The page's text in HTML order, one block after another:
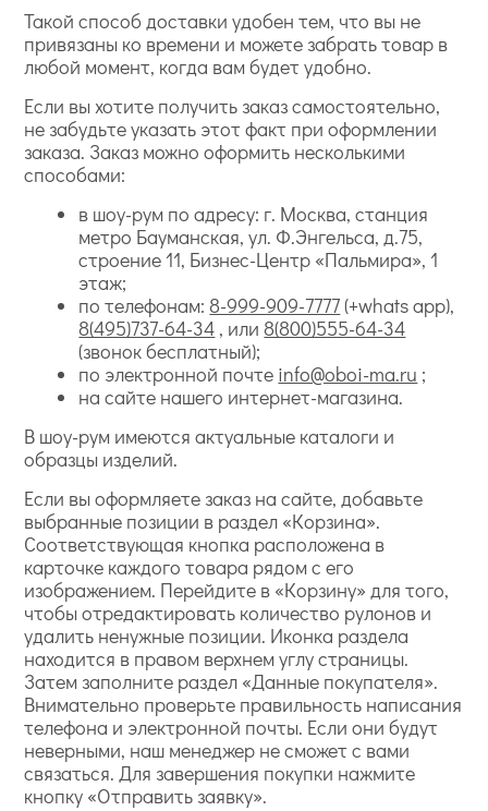
Такой способ доставки удобен тем, что вы не
привязаны ко времени и можете забрать товар в
любой момент, когда вам будет удобно.
Если вы хотите получить заказ самостоятельно,
не забудьте указать этот факт при оформлении
заказа. Заказ можно оформить несколькими
способами:
в шоу-рум по адресу: г. Москва, станция
метро Бауманская, ул. Ф.Энгельса, д.75,
строение 11, Бизнес-Центр «Пальмира», 1
этаж;
по телефонам: 8-999-909-7777(+whats app),
8(495)737-64-34 , или 8(800)555-64-34
(звонок бесплатный);
по электронной почте info@oboi-ma.ru ;
на сайте нашего интернет-магазина.
В шоу-рум имеются актуальные каталоги и
образцы изделий.
Если вы оформляете заказ на сайте, добавьте
выбранные позиции в раздел «Корзина».
Соответствующая кнопка расположена в
карточке каждого товара рядом с его
изображением. Перейдите в «Корзину» для того,
чтобы отредактировать количество рулонов и
удалить ненужные позиции. Иконка раздела
находится в правом верхнем углу страницы.
Затем заполните раздел «Данные покупателя».
Внимательно проверьте правильность написания
телефона и электронной почты. Если они будут
неверными, наш менеджер не сможет с вами
связаться. Для завершения покупки нажмите
кнопку «Отправить заявку».